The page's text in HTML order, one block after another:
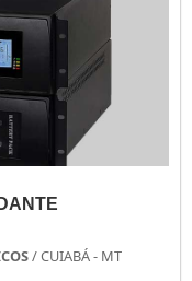
/ CUIABÁ - MT